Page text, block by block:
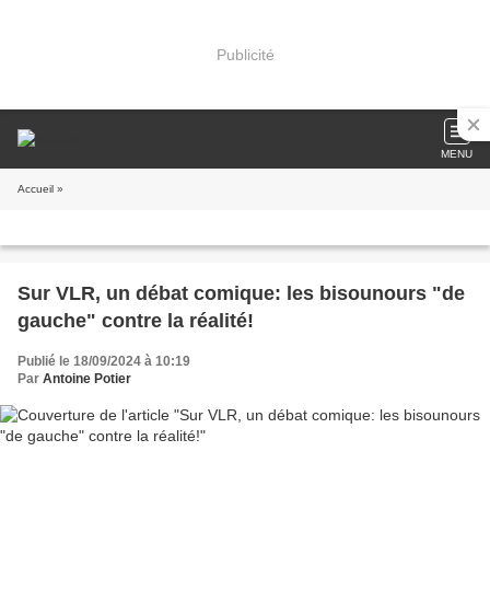
Publicité
MENU
Accueil »
Sur VLR, un débat comique: les bisounours "de
gauche" contre la réalité!
Publié le 18/09/2024 à 10:19
Par Antoine Potier